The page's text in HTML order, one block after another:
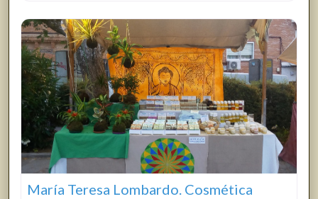
SERVICIO A DOMICILIO gratuito. Lee la
María Teresa Lombardo. Cosmética